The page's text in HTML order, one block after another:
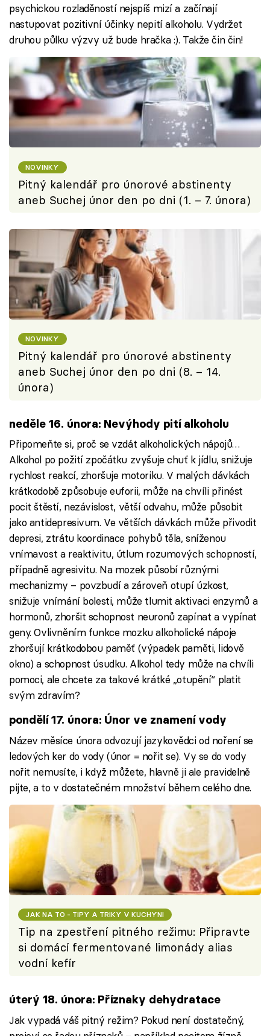
psychickou rozladěností nejspíš mizí a začínají
nastupovat pozitivní účinky nepití alkoholu. Vydržet
druhou půlku výzvy už bude hračka :). Takže čin čin!
NOVINKY
Pitný kalendář pro únorové abstinenty
aneb Suchej únor den po dni (1. – 7. února)
NOVINKY
Pitný kalendář pro únorové abstinenty
aneb Suchej únor den po dni (8. – 14.
února)
neděle 16. února: Nevýhody pití alkoholu
Připomeňte si, proč se vzdát alkoholických nápojů…
Alkohol po požití zpočátku zvyšuje chuť k jídlu, snižuje
rychlost reakcí, zhoršuje motoriku. V malých dávkách
krátkodobě způsobuje euforii, může na chvíli přinést
pocit štěstí, nezávislost, větší odvahu, může působit
jako antidepresivum. Ve větších dávkách může přivodit
depresi, ztrátu koordinace pohybů těla, sníženou
vnímavost a reaktivitu, útlum rozumových schopností,
případně agresivitu. Na mozek působí různými
mechanizmy – povzbudí a zároveň otupí úzkost,
snižuje vnímání bolesti, může tlumit aktivaci enzymů a
hormonů, zhoršit schopnost neuronů zapínat a vypínat
geny. Ovlivněním funkce mozku alkoholické nápoje
zhoršují krátkodobou paměť (výpadek paměti, lidově
okno) a schopnost úsudku. Alkohol tedy může na chvíli
pomoci, ale chcete za takové krátké „otupění“ platit
svým zdravím?
pondělí 17. února: Únor ve znamení vody
Název měsíce února odvozují jazykovědci od noření se
ledových ker do vody (únor = nořit se). Vy se do vody
nořit nemusíte, i když můžete, hlavně ji ale pravidelně
pijte, a to v dostatečném množství během celého dne.
JAK NA TO - TIPY A TRIKY V KUCHYNI
Tip na zpestření pitného režimu: Připravte
si domácí fermentované limonády alias
vodní kefír
úterý 18. února: Příznaky dehydratace
Jak vypadá váš pitný režim? Pokud není dostatečný,